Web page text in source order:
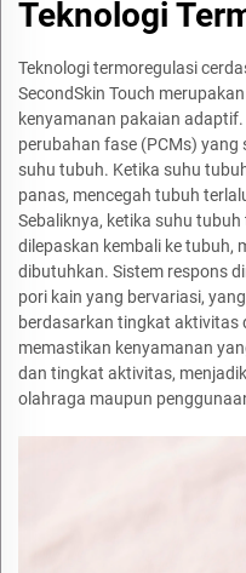
Teknologi
Teknologi termoregulasi
SecondSkin Touch
kenyamanan pakaian
perubahan fase (PCMs)
suhu tubuh. Ketika suhu
panas, mencegah tubuh
Sebaliknya, ketika suhu
dilepaskan kembali ke tubuh,
dibutuhkan. Sistem respons
pori kain yang bervariasi,
berdasarkan tingkat aktivitas
memastikan kenyamanan
dan tingkat aktivitas,
olahraga maupun